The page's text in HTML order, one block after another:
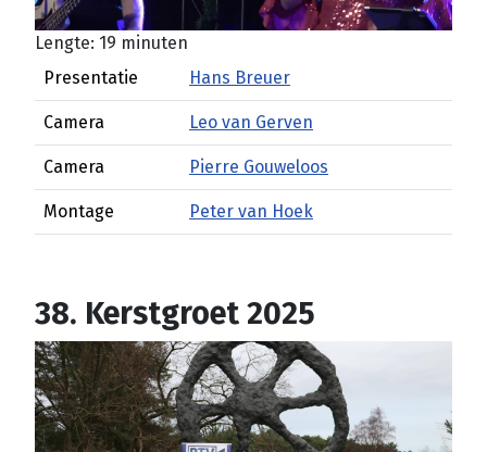
Lengte: 19 minuten
Presentatie
Hans Breuer
Camera Leo van Gerven
Camera Pierre Gouweloos
Montage Peter van Hoek
38. Kerstgroet 2025